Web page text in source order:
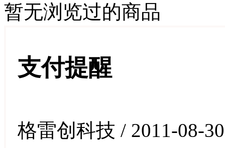
暂无浏览过的商品
支付提醒
格雷创科技 / 2011-08-30